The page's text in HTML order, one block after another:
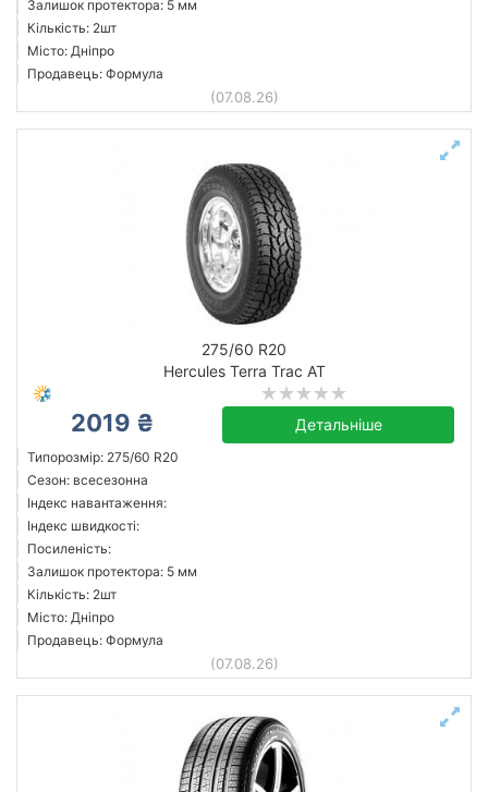
Залишок протектора: 5 мм
Кількість: 2шт
Місто: Дніпро
Продавець: Формула
(07.08.26)
275/60 R20
Hercules Terra Trac AT
2019 ₴ Детальніше
Типорозмір: 275/60 R20
Сезон: всесезонна
Індекс навантаження:
Індекс швидкості:
Посиленість:
Залишок протектора: 5 мм
Кількість: 2шт
Місто: Дніпро
Продавець: Формула
(07.08.26)